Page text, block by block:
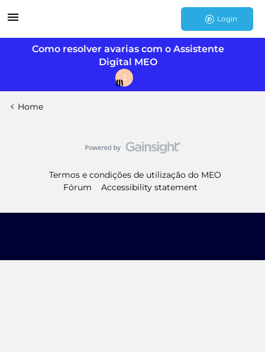
Login
Como resolver avarias com o Assistente
Digital MEO
J
Home
Termos e condições de utilização do MEO
Fórum
Accessibility statement